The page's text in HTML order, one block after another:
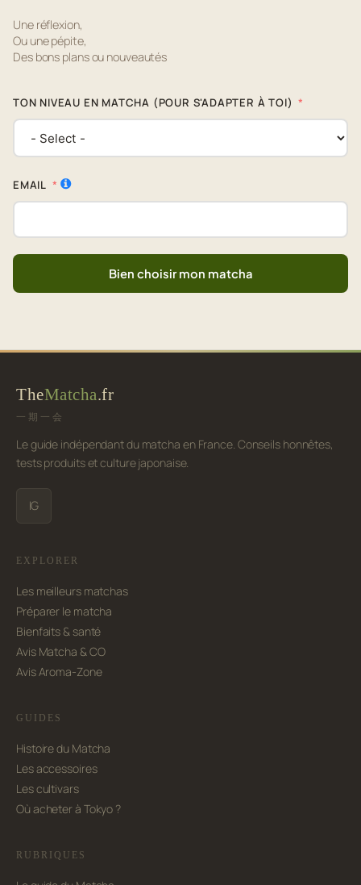
Une réflexion,
Ou une pépite,
Des bons plans ou nouveautés
TON NIVEAU EN MATCHA (POUR S'ADAPTER À TOI)
EMAIL
Bien choisir mon matcha
TheMatcha.fr
一期一会
Le guide indépendant du matcha en France. Conseils honnêtes,
tests produits et culture japonaise.
IG
EXPLORER
Les meilleurs matchas
Préparer le matcha
Bienfaits & santé
Avis Matcha & CO
Avis Aroma-Zone
GUIDES
Histoire du Matcha
Les accessoires
Les cultivars
Où acheter à Tokyo ?
RUBRIQUES